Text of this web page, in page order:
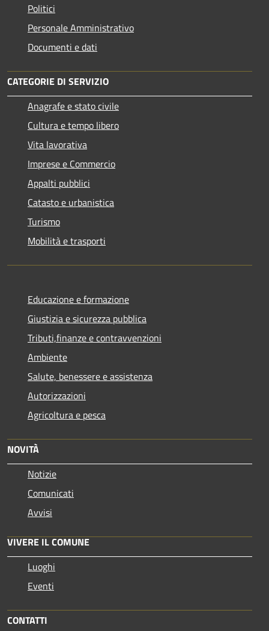
Politici
Personale Amministrativo
Documenti e dati
CATEGORIE DI SERVIZIO
Anagrafe e stato civile
Cultura e tempo libero
Vita lavorativa
Imprese e Commercio
Appalti pubblici
Catasto e urbanistica
Turismo
Mobilità e trasporti
Educazione e formazione
Giustizia e sicurezza pubblica
Tributi,finanze e contravvenzioni
Ambiente
Salute, benessere e assistenza
Autorizzazioni
Agricoltura e pesca
NOVITÀ
Notizie
Comunicati
Avvisi
VIVERE IL COMUNE
Luoghi
Eventi
CONTATTI